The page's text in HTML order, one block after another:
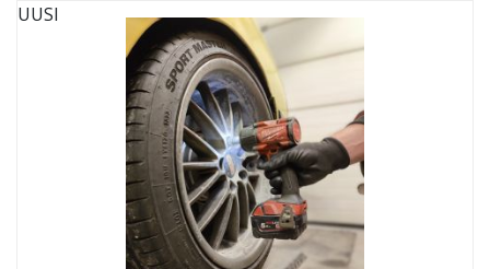
UUSI